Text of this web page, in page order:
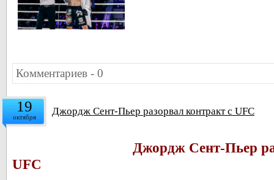
Комментариев - 0
19
октября Джордж Сент-Пьер разорвал контракт с UFC
Джордж Сент-Пьер
UFC